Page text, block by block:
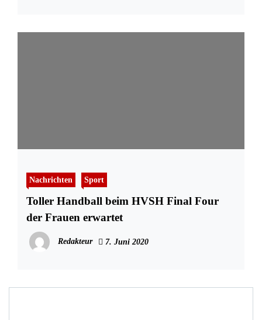
Nachrichten Sport
Toller Handball beim HVSH Final Four
der Frauen erwartet
Redakteur 7. Juni 2020